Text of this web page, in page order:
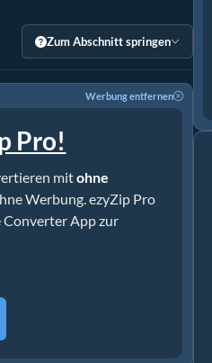
Zum Abschnitt springen
Werbung entfernen
Pro!
mitohne
Werbung. ezyZip Pro
App zur